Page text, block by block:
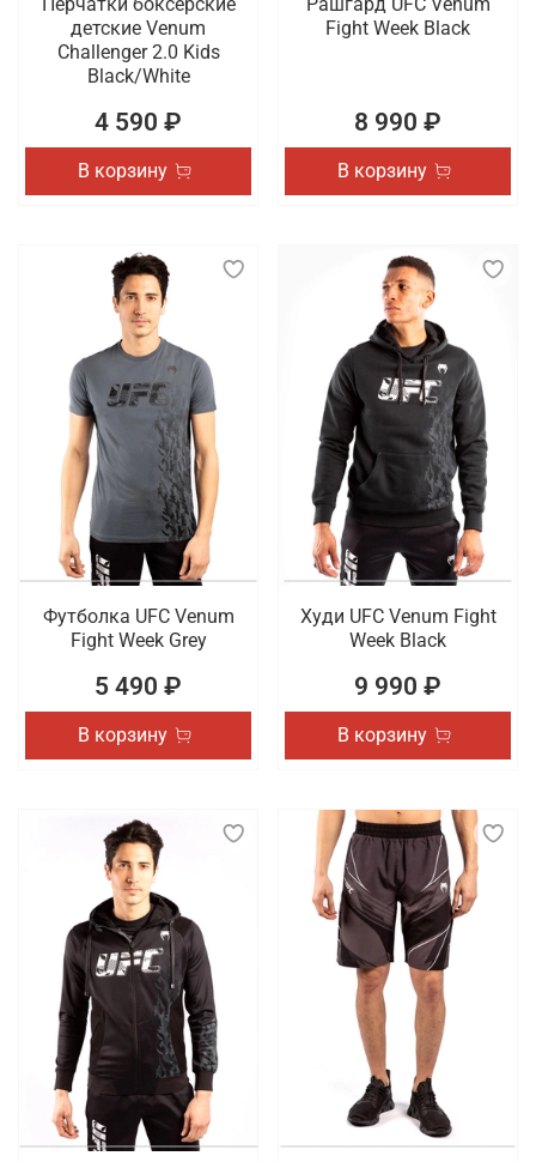
детские Venum
Challenger 2.0 Kids
Black/White
4 590 ₽
В корзину
Fight Week Black
8 990 ₽
В корзину
Футболка UFC Venum
Fight Week Grey
5 490 ₽
В корзину
Худи UFC Venum Fight
Week Black
9 990 ₽
В корзину